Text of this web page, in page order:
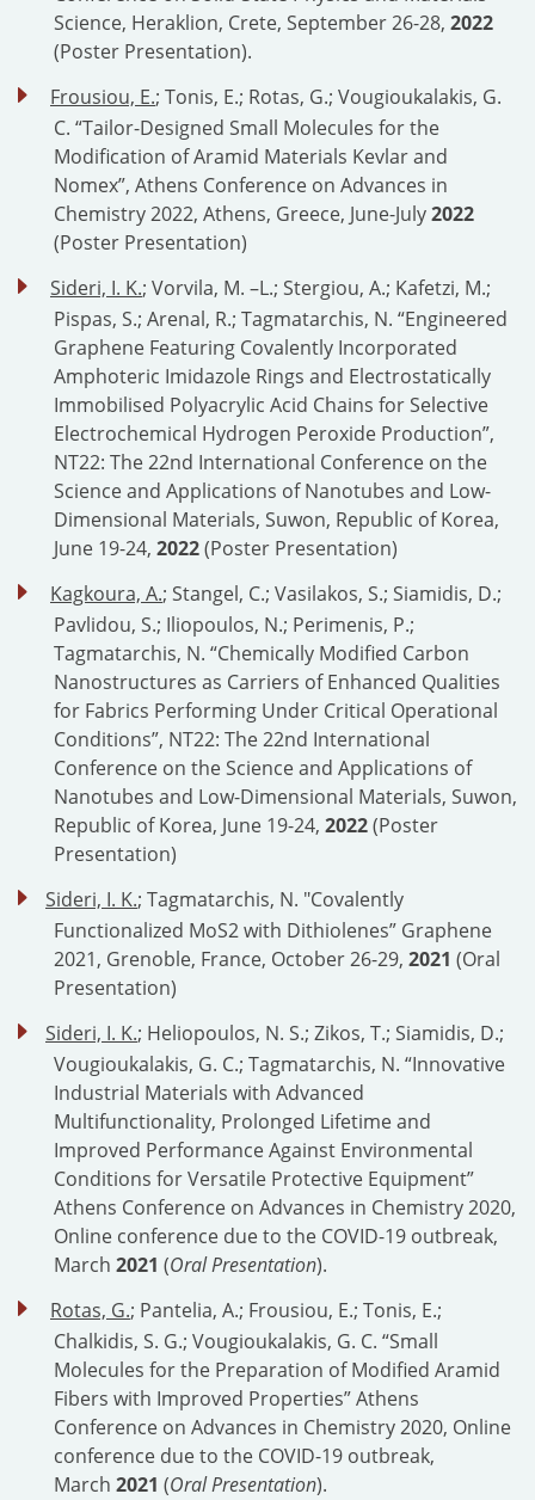
Science, Heraklion, Crete, September 26-28, 2022
(Poster Presentation).
Frousiou, E.; Tonis, E.; Rotas, G.; Vougioukalakis, G.
C. “Tailor-Designed Small Molecules for the
Modification of Aramid Materials Kevlar and
Nomex”, Athens Conference on Advances in
Chemistry 2022, Athens, Greece, June-July2022
(Poster Presentation)
Sideri, I. K.; Vorvila, M. –L.; Stergiou, A.; Kafetzi, M.;
Pispas, S.; Arenal, R.; Tagmatarchis, N. “Engineered
Graphene Featuring Covalently Incorporated
Amphoteric Imidazole Rings and Electrostatically
Immobilised Polyacrylic Acid Chains for Selective
Electrochemical Hydrogen Peroxide Production”,
NT22: The 22nd International Conference on the
Science and Applications of Nanotubes and Low-
Dimensional Materials, Suwon, Republic of Korea,
June 19-24, 2022(Poster Presentation)
Kagkoura, A.; Stangel, C.; Vasilakos, S.; Siamidis, D.;
Pavlidou, S.; Iliopoulos, N.; Perimenis, P.;
Tagmatarchis, N. “Chemically Modified Carbon
Nanostructures as Carriers of Enhanced Qualities
for Fabrics Performing Under Critical Operational
Conditions”, NT22: The 22nd International
Conference on the Science and Applications of
Nanotubes and Low-Dimensional Materials, Suwon,
Republic of Korea, June 19-24, 2022(Poster
Presentation)
Sideri, I. K.; Tagmatarchis, N. "Covalently
Functionalized MoS2 with Dithiolenes” Graphene
2021, Grenoble, France, October 26-29, 2021 (Oral
Presentation)
Sideri, I. K.; Heliopoulos, N. S.; Zikos, T.; Siamidis, D.;
Vougioukalakis, G. C.; Tagmatarchis, N. “Innovative
Industrial Materials with Advanced
Multifunctionality, Prolonged Lifetime and
Improved Performance Against Environmental
Conditions for Versatile Protective Equipment”
Athens Conference on Advances in Chemistry 2020,
Online conference due to the COVID-19 outbreak,
March 2021 (Oral Presentation).
Rotas, G.; Pantelia, A.; Frousiou, E.; Tonis, E.;
Chalkidis, S. G.; Vougioukalakis, G. C. “Small
Molecules for the Preparation of Modified Aramid
Fibers with Improved Properties” Athens
Conference on Advances in Chemistry 2020, Online
conference due to the COVID-19 outbreak,
March 2021 (Oral Presentation).